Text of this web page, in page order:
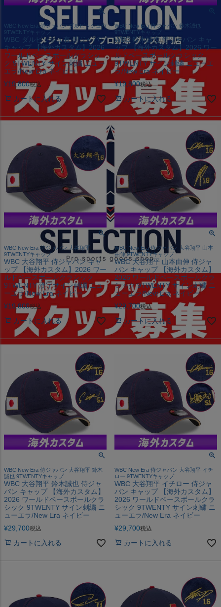
WBC New Era 侍ジャパン ダルビッシュ有
9TWENTYキャップ
WBC ダルビッシュ有 侍ジャパン
キャップ 【海外カスタム】2026
ワールドベースボールクラシッ
ク 9TWENTY サイン刺繍 ニュー
エラ/New Era ネイビー
¥19,800税込
カートに入れる
WBC New Era 侍ジャパン 鈴木誠也
9TWENTYキャップ
WBC 鈴木誠也 侍ジャパン キャ
ップ 【海外カスタム】2026 ワー
ルドベースボールクラシック
9TWENTY サイン刺繍 ニューエ
ラ/New Era ネイビー
¥19,800税込
カートに入れる
WBC New Era 侍ジャパン 大谷翔平
9TWENTYキャップ
WBC 大谷翔平 侍ジャパン キャ
ップ 【海外カスタム】2026 ワー
ルドベースボールクラシック
9TWENTY 漢字サイン刺繍 ニュ
ーエラ/New Era ネイビー
¥19,800税込
カートに入れる
WBC New Era 侍ジャパン 大谷翔平 山本
由伸 9TWENTYキャップ
WBC 大谷翔平 山本由伸 侍ジャ
パン キャップ 【海外カスタム】
2026 ワールドベースボールクラ
シック 9TWENTY サイン刺繍 ニ
ューエラ/New Era ネイビー
¥29,700税込
カートに入れる
WBC New Era 侍ジャパン 大谷翔平 鈴木
誠也 9TWENTYキャップ
WBC 大谷翔平 鈴木誠也 侍ジャ
パン キャップ 【海外カスタム】
2026 ワールドベースボールクラ
シック 9TWENTY サイン刺繍 ニ
ューエラ/New Era ネイビー
¥29,700税込
カートに入れる
WBC New Era 侍ジャパン 大谷翔平 イチ
ロー 9TWENTYキャップ
WBC 大谷翔平 イチロー 侍ジャ
パン キャップ 【海外カスタム】
2026 ワールドベースボールクラ
シック 9TWENTY サイン刺繍 ニ
ューエラ/New Era ネイビー
¥29,700税込
カートに入れる